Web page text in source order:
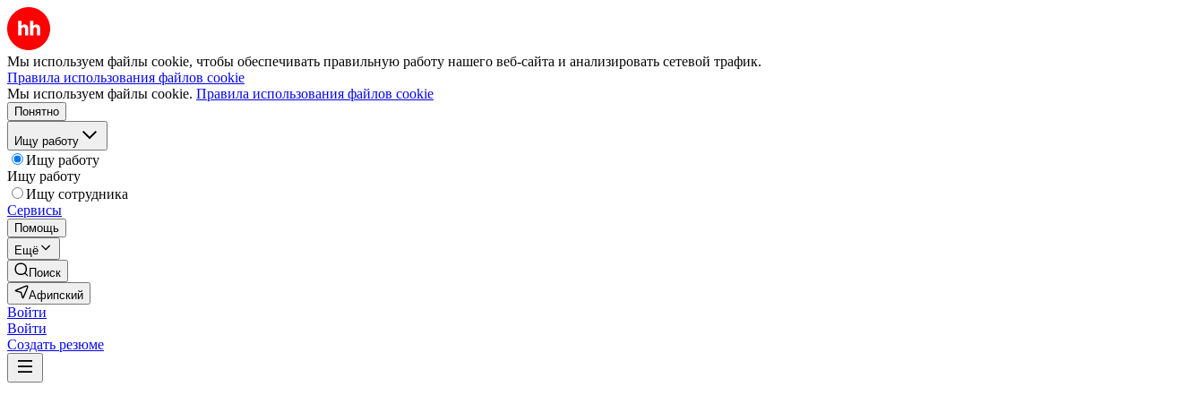
Мы используем файлы cookie, чтобы обеспечивать правильную работу нашего веб-сайта и анализировать сетевой трафик.
Правила использования файлов cookie
Мы используем файлы cookie. Правила использования файлов cookie
Понятно
Ищу работу
Ищу работу
Ищу работу
Ищу сотрудника
Сервисы
Помощь
Ещё
Поиск
Афипский
Войти
Войти
Создать резюме